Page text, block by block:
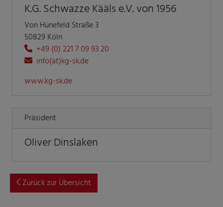
K.G. Schwazze Kääls e.V. von 1956
Von Hünefeld Straße 3
50829 Köln
+49 (0) 221 7 09 93 20
info(at)kg-sk.de
www.kg-sk.de
Präsident
Oliver Dinslaken
Zurück zur Übersicht